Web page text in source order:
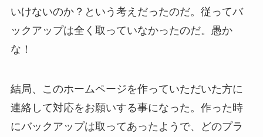
いけないのか？という考えだったのだ。従ってバ
ックアップは全く取っていなかったのだ。愚か
な！
結局、このホームページを作っていただいた方に
連絡して対応をお願いする事になった。作った時
にバックアップは取ってあったようで、どのプラ